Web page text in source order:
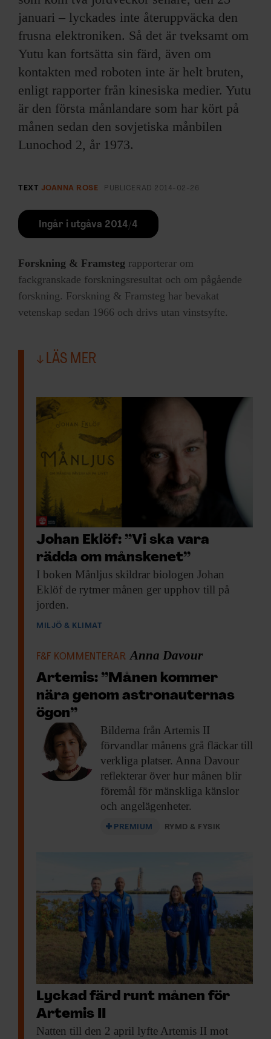
januari – lyckades inte återuppväcka den
frusna elektroniken. Så det är tveksamt om
Yutu kan fortsätta sin färd, även om
kontakten med roboten inte är helt bruten,
enligt rapporter från kinesiska medier. Yutu
är den första månlandare som har kört på
månen sedan den sovjetiska månbilen
Lunochod 2, år 1973.
TEXT JOANNA ROSE PUBLICERAD 2014-02-26
Ingår i utgåva 2014/4
Forskning & Framsteg rapporterar om
fackgranskade forskningsresultat och om pågående
forskning. Forskning & Framsteg har bevakat
vetenskap sedan 1966 och drivs utan vinstsyfte.
LÄS MER
Johan Eklöf: ”Vi ska vara
rädda om månskenet”
I boken Månljus skildrar biologen Johan
Eklöf de rytmer månen ger upphov till på
jorden.
MILJÖ & KLIMAT
F&F KOMMENTERAR Anna Davour
Artemis: ”Månen kommer
nära genom astronauternas
ögon”
Bilderna från Artemis II
förvandlar månens grå fläckar till
verkliga platser. Anna Davour
reflekterar över hur månen blir
föremål för mänskliga känslor
och angelägenheter.
PREMIUM RYMD & FYSIK
Lyckad färd runt månen för
Artemis II
Natten till den 2 april lyfte Artemis II mot